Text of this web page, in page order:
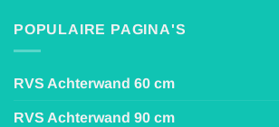
POPULAIRE PAGINA'S
RVS Achterwand 60 cm
RVS Achterwand 90 cm